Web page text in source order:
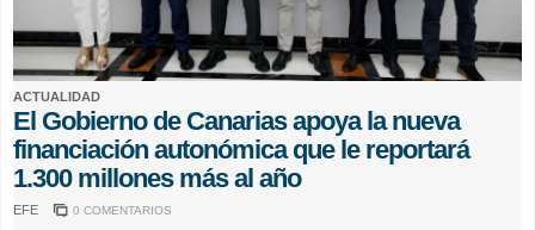
ACTUALIDAD
El Gobierno de Canarias apoya la nueva
financiación autonómica que le reportará
1.300 millones más al año
EFE 0 COMENTARIOS